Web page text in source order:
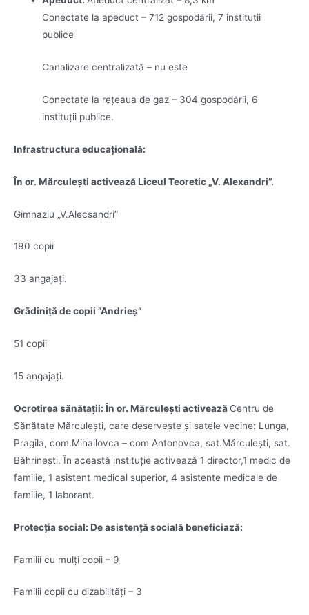
Conectate la apeduct – 712 gospodării, 7 instituții
publice
Canalizare centralizată – nu este
Conectate la rețeaua de gaz – 304 gospodării, 6
instituții publice.
Infrastructura educaţională:
În or. Mărculeşti activează Liceul Teoretic „V. Alexandri”.
Gimnaziu „V.Alecsandri”
190 copii
33 angajați.
Grădiniță de copii ”Andrieș”
51 copii
15 angajați.
Ocrotirea sănătaţii:În or. Mărculeşti activează Centru de
Sănătate Mărculeşti, care deserveşte și satele vecine: Lunga,
Pragila, com.Mihailovca – com Antonovca, sat.Mărculeşti, sat.
Băhrineşti. În această instituţie activează 1 director,1 medic de
familie, 1 asistent medical superior, 4 asistente medicale de
familie, 1 laborant.
Protecţia social: De asistenţă socială beneficiază:
Familii cu mulți copii – 9
Familii copii cu dizabilități – 3